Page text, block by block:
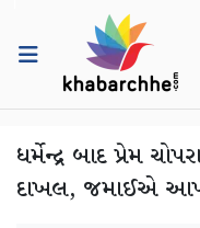
ધર્મેન્દ્ર બાદ પ્રેમ
દાખલ, જમાઈએ